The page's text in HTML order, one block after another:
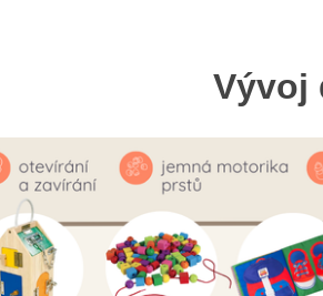
Vývoj